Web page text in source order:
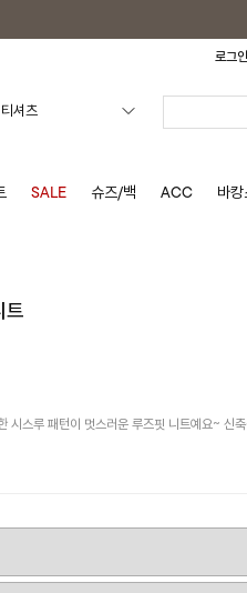
로그인
플리츠
원피스
티셔츠
SALE 슈즈/백 ACC 바
트
시스루 패턴이 멋스러운 루즈핏 니트예요~ 신